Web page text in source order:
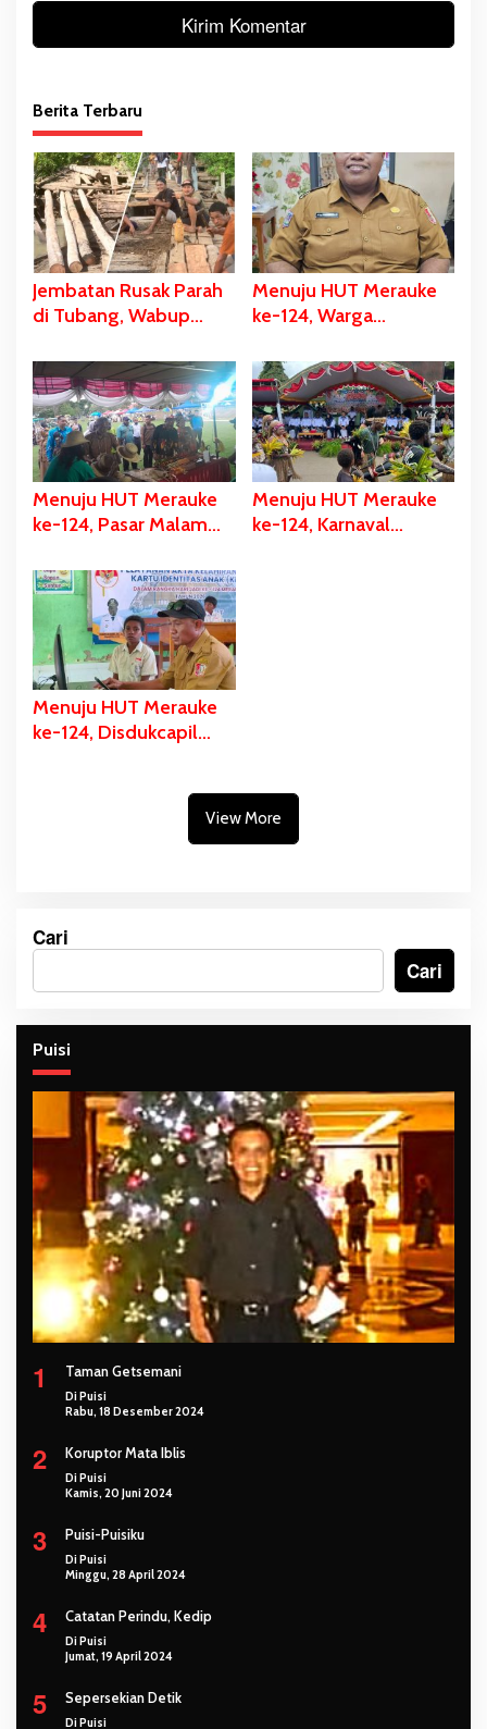
Berita Terbaru
Jembatan Rusak Parah
di Tubang, Wabup
dan Eksekusi Berikan
Bantuan Dana
Perbaikan
Menuju HUT Merauke
ke-124, Warga
Akan Dapat Kado
Spesial
Menuju HUT Merauke
ke-124, Pasar Malam
Berpartisipasi Dalam
Bazar Kuliner
Menuju HUT Merauke
ke-124, Karnaval
Menuju HUT Merauke
ke-124, Disdukcapil
View More
Cari
Cari
Puisi
1 Taman Getsemani
Di Puisi
Rabu, 18 Desember 2024
2 Koruptor Mata Iblis
Di Puisi
Kamis, 20 Juni 2024
3 Puisi-Puisiku
Di Puisi
Minggu, 28 April 2024
4 Catatan Perindu, Kedip
Di Puisi
Jumat, 19 April 2024
5 Sepersekian Detik
Di Puisi